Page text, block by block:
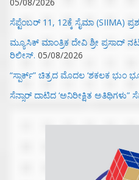
ಸೆಪ್ಟೆಂಬರ್ 11, 12ಕ್ಕೆ ಸೈಮಾ (SIIMA)
ಮ್ಯೂಸಿಕ್‌ ಮಾಂತ್ರಿಕ ದೇವಿ ಶ್ರೀ ಪ್ರಸಾದ್
ರಿಲೀಸ್. 05/08/2026
“ಸ್ಪಾರ್ಕ್” ಚಿತ್ರದ ಮೊದಲ‌ ‘ಶಕಲಕ ಭುಂ‌
ಸೆನ್ಸಾರ್ ದಾಟಿದ ‘ಅನಿರೀಕ್ಷಿತ ಅತಿಥಿಗಳು”